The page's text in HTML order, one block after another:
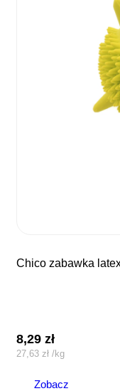
chico zabawka
8,29zł
27,63 zł /kg
Zobacz